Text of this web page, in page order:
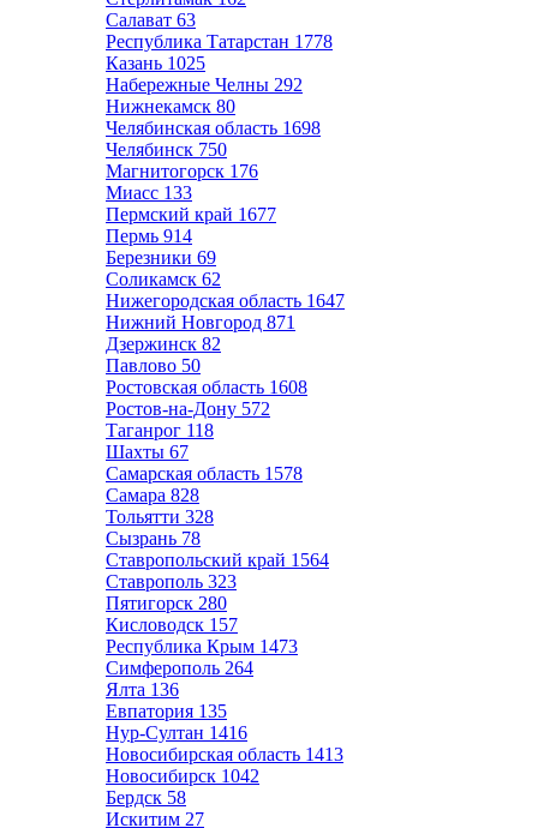
Салават 63
Республика Татарстан 1778
Казань 1025
Набережные Челны 292
Нижнекамск 80
Челябинская область 1698
Челябинск 750
Магнитогорск 176
Миасс 133
Пермский край 1677
Пермь 914
Березники 69
Соликамск 62
Нижегородская область 1647
Нижний Новгород 871
Дзержинск 82
Павлово 50
Ростовская область 1608
Ростов-на-Дону 572
Таганрог 118
Шахты 67
Самарская область 1578
Самара 828
Тольятти 328
Сызрань 78
Ставропольский край 1564
Ставрополь 323
Пятигорск 280
Кисловодск 157
Республика Крым 1473
Симферополь 264
Ялта 136
Евпатория 135
Нур-Султан 1416
Новосибирская область 1413
Новосибирск 1042
Бердск 58
Искитим 27